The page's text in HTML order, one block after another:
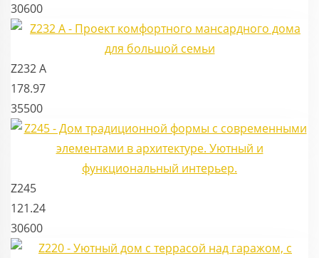
30600
Z232 A
178.97
35500
Z245
121.24
30600